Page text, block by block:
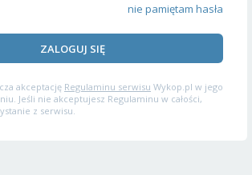
nie pamiętam hasła
ZALOGUJ SIĘ
akceptację Regulaminu serwisu Wykop.pl w jego
Jeśli nie akceptujesz Regulaminu w całości,
z serwisu.